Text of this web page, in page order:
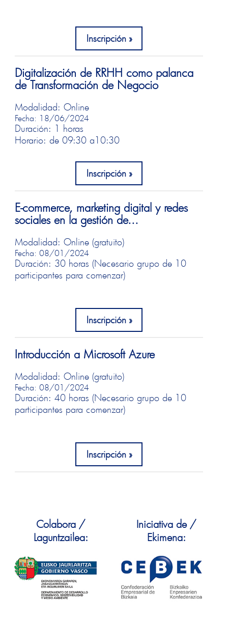
Inscripción
Digitalización de RRHH como palanca
de Transformación de Negocio
Modalidad: Online
Fecha: 18/06/2024
Duración: 1 horas
Horario: de 09:30 a10:30
Inscripción
E-commerce, marketing digital y redes
sociales en la gestión de...
Modalidad: Online (gratuito)
Fecha: 08/01/2024
Duración: 30 horas (Necesario grupo de 10
participantes para comenzar)
Inscripción
Introducción a Microsoft Azure
Modalidad: Online (gratuito)
Fecha: 08/01/2024
Duración: 40 horas (Necesario grupo de 10
participantes para comenzar)
Inscripción
Colabora /
Laguntzailea:
Iniciativa de /
Ekimena: